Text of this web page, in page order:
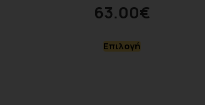
63.00€
Επιλογή